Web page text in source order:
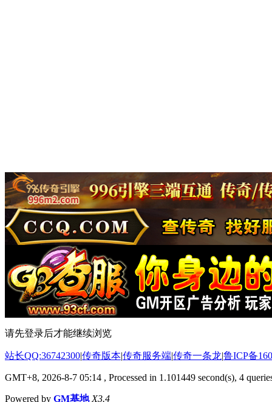
请先登录后才能继续浏览
站长QQ:36742300|传奇版本|传奇服务端|传奇一条龙|鲁ICP备
GMT+8, 2026-8-7 05:14 , Processed in 1.101449 second(s), 4
Powered by GM基地 X3.4